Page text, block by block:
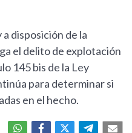
disposición de la
el delito de explotación
145 bis de la Ley
para determinar si
en el hecho.